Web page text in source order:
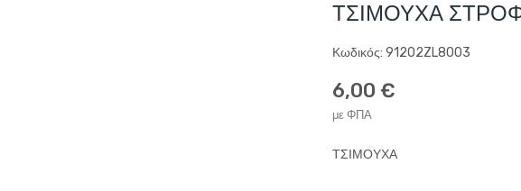
ΤΣΙΜΟΥΧΑ
Κωδικός: 91202ZL8003
6,00 €
με ΦΠΑ
ΤΣΙΜΟΥΧΑ